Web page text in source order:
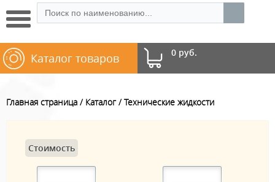
0 руб.
Каталог товаров
Главная страница Каталог Технические жидкости
Стоимость